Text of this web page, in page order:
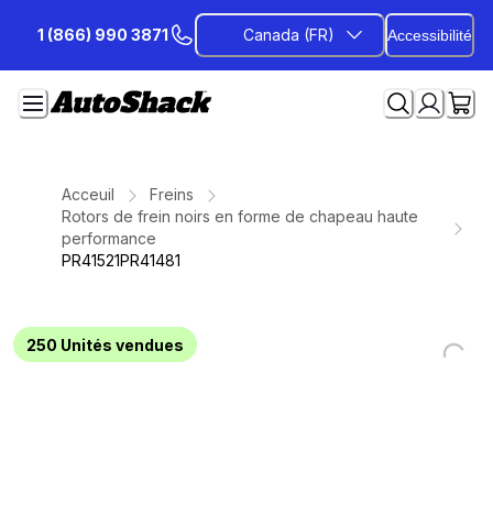
contenu
1 (866) 990 3871 Canada (FR) Accessibilité
Acceuil
Freins
Rotors de frein noirs en forme de chapeau haute
performance
PR41521PR41481
250 Unités vendues